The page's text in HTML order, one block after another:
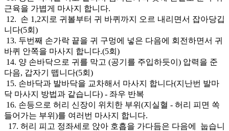
근육을 가볍게 마사지 합니다.
12. 손 1,2지로 귀볼부터 귀 바퀴까지 오르 내리면서 잡아당깁
니다(5회)
13. 두번째 손가락 끝을 귀 구멍에 넣은 다음에 회전하면서 귀
바퀴 안쪽을 마사지 합니다.(5회)
14. 양 손바닥으로 귀를 막고 (공기를 주입하듯이) 압력을 준
다음, 갑자기 뗍니다(5회)
15. 손바닥과 발바닥을 교차해서 마사지 합니다(지난번 발마
닥 마사지 방법과 같습니다) - 좌우 반복
16. 손등으로 허리 신장이 위치한 부위(지실혈 - 허리 피면 쏙
들어가는 부위)를 여러번 마사지 합니다.
17. 허리 피고 정좌세로 앉아 호흡을 가다듬은 다음에 눕습니